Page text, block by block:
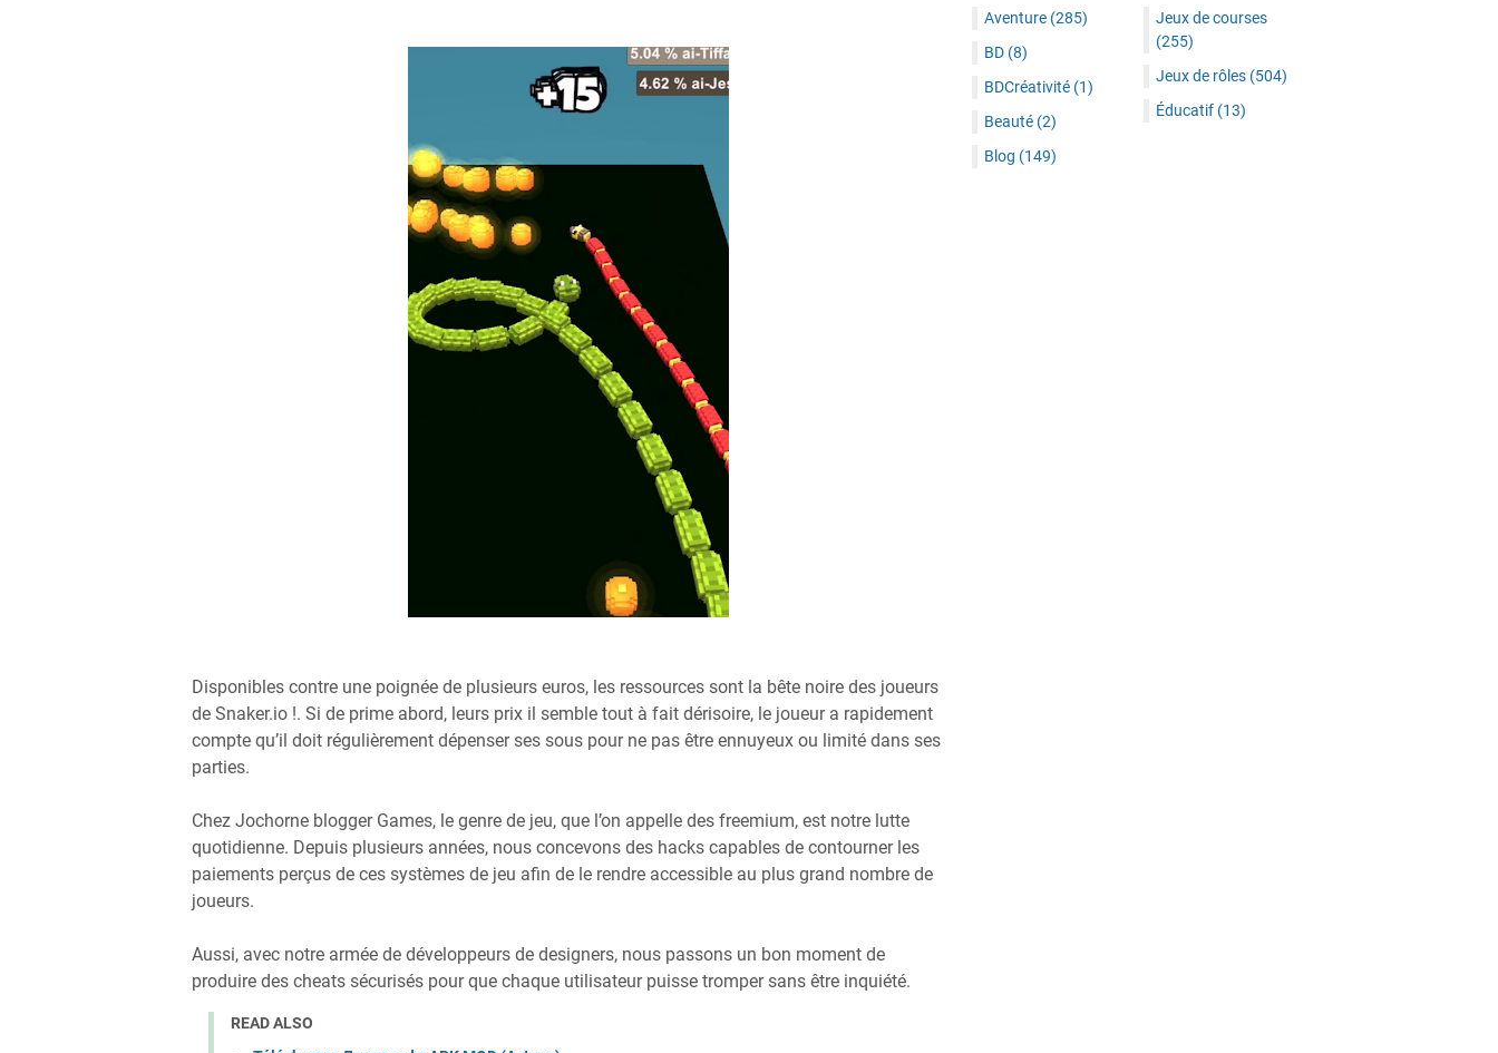
Disponibles contre une poignée de plusieurs euros, les ressources sont la bête noire des joueurs
de Snaker.io !. Si de prime abord, leurs prix il semble tout à fait dérisoire, le joueur a rapidement
compte qu’il doit régulièrement dépenser ses sous pour ne pas être ennuyeux ou limité dans ses
parties.
Chez Jochorne blogger Games, le genre de jeu, que l’on appelle des freemium, est notre lutte
quotidienne. Depuis plusieurs années, nous concevons des hacks capables de contourner les
paiements perçus de ces systèmes de jeu afin de le rendre accessible au plus grand nombre de
joueurs.
Aussi, avec notre armée de développeurs de designers, nous passons un bon moment de
produire des cheats sécurisés pour que chaque utilisateur puisse tromper sans être inquiété.
READ ALSO
Aventure (285)
BD (8)
BDCréativité (1)
Beauté (2)
Blog (149)
Jeux de courses
(255)
Jeux de rôles (504)
Éducatif (13)